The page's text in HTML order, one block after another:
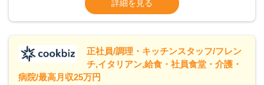
日。長期休暇の取得も推奨しているほか、バースデー休暇や
万円、最長10年間として、当社が直接返済を行います。
※経験・能力および年齢・前職給与を考慮し
て優遇いたします
※試用期間3ヶ月（同条件）
※給与には固定残業代（月22時間分、
39,600円～43,598円分）を含みます。超過
詳細を見る
正社員/調理・キッチンスタッフ/フレン
チ,イタリアン,給食・社員食堂・介護・
病院/最高月収25万円